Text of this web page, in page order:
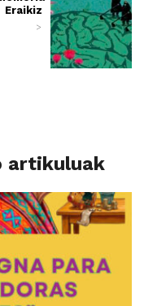
Eraikiz
>
artikuluak